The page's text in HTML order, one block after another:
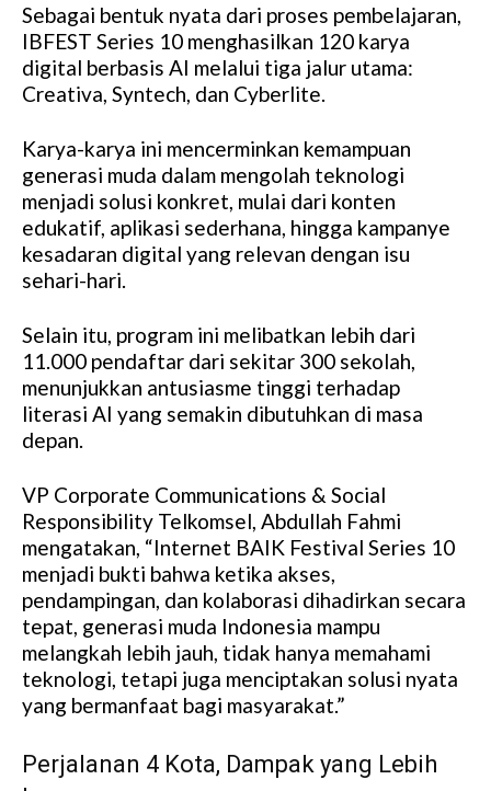
Sebagai bentuk nyata dari proses pembelajaran,
IBFEST Series 10 menghasilkan 120 karya
digital berbasis AI melalui tiga jalur utama:
Creativa, Syntech, dan Cyberlite.
Karya-karya ini mencerminkan kemampuan
generasi muda dalam mengolah teknologi
menjadi solusi konkret, mulai dari konten
edukatif, aplikasi sederhana, hingga kampanye
kesadaran digital yang relevan dengan isu
sehari-hari.
Selain itu, program ini melibatkan lebih dari
11.000 pendaftar dari sekitar 300 sekolah,
menunjukkan antusiasme tinggi terhadap
literasi AI yang semakin dibutuhkan di masa
depan.
VP Corporate Communications & Social
Responsibility Telkomsel, Abdullah Fahmi
mengatakan, “Internet BAIK Festival Series 10
menjadi bukti bahwa ketika akses,
pendampingan, dan kolaborasi dihadirkan secara
tepat, generasi muda Indonesia mampu
melangkah lebih jauh, tidak hanya memahami
teknologi, tetapi juga menciptakan solusi nyata
yang bermanfaat bagi masyarakat.”
Perjalanan 4 Kota, Dampak yang Lebih